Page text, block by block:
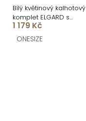
Bílý květinový kalhotový
komplet ELGARD s
kalhotami
1 179 Kč
ONESIZE